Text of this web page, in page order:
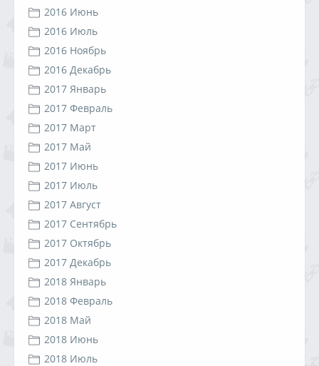
2016 Июнь
2016 Июль
2016 Ноябрь
2016 Декабрь
2017 Январь
2017 Февраль
2017 Март
2017 Май
2017 Июнь
2017 Июль
2017 Август
2017 Сентябрь
2017 Октябрь
2017 Декабрь
2018 Январь
2018 Февраль
2018 Май
2018 Июнь
2018 Июль